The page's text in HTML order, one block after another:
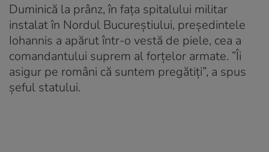
Duminică la prânz, în fața spitalului militar
instalat în Nordul Bucureștiului, președintele
Iohannis a apărut într-o vestă de piele, cea a
comandantului suprem al forțelor armate. ”Îi
asigur pe români că suntem pregătiți”, a spus
șeful statului.